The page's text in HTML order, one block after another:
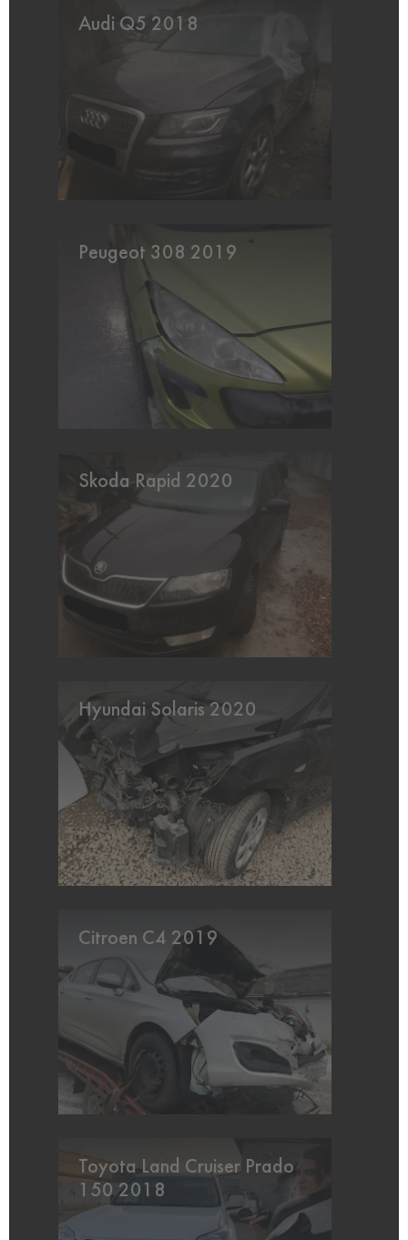
Audi Q5 2018
Peugeot 308 2019
Skoda Rapid 2020
Hyundai Solaris 2020
Citroen C4 2019
Toyota Land Cruiser Prado
150 2018